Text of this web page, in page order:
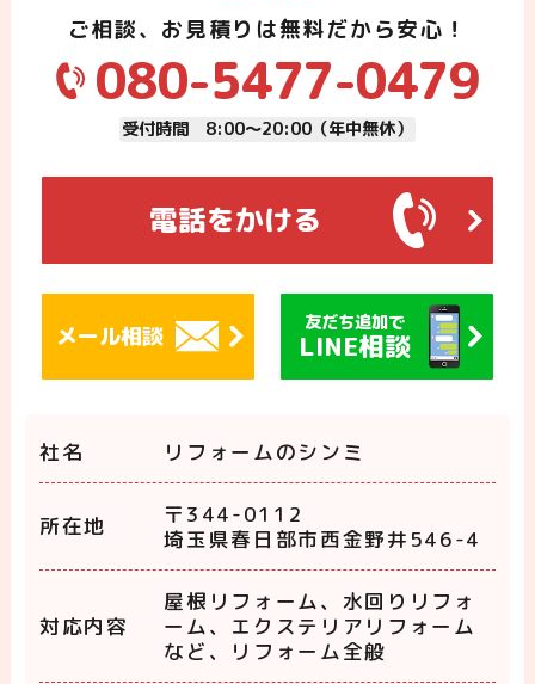
ご相談、お見積りは無料だから安心！
080-5477-0479
受付時間 8:00～20:00（年中無休）
電話をかける
メール相談 友だち追加で
LINE相談
社名 リフォームのシンミ
所在地
〒344-0112
埼玉県春日部市西金野井546-4
対応内容
屋根リフォーム、水回りリフォ
ーム、エクステリアリフォーム
など、リフォーム全般